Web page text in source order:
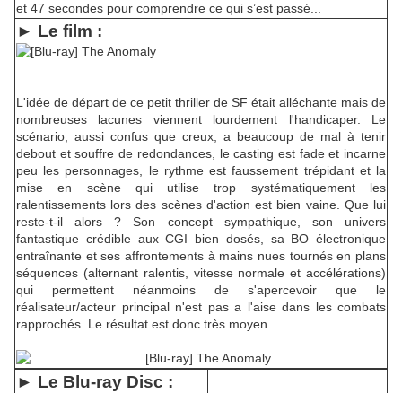
et 47 secondes pour comprendre ce qui s’est passé...
► Le film :
L'idée de départ de ce petit thriller de SF était alléchante mais de
nombreuses lacunes viennent lourdement l'handicaper. Le
scénario, aussi confus que creux, a beaucoup de mal à tenir
debout et souffre de redondances, le casting est fade et incarne
peu les personnages, le rythme est faussement trépidant et la
mise en scène qui utilise trop systématiquement les
ralentissements lors des scènes d'action est bien vaine. Que lui
reste-t-il alors ? Son concept sympathique, son univers
fantastique crédible aux CGI bien dosés, sa BO électronique
entraînante et ses affrontements à mains nues tournés en plans
séquences (alternant ralentis, vitesse normale et accélérations)
qui permettent néanmoins de s'apercevoir que le
réalisateur/acteur principal n'est pas a l'aise dans les combats
rapprochés. Le résultat est donc très moyen.
► Le Blu-ray Disc :